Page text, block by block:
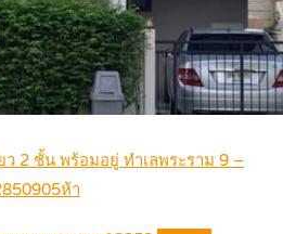
2 ชั้น พร้อมอยู่ ทำเลพระราม 9 –
ห้า